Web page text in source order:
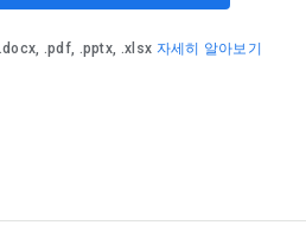
.pdf, .pptx, .xlsx 자세히 알아보기